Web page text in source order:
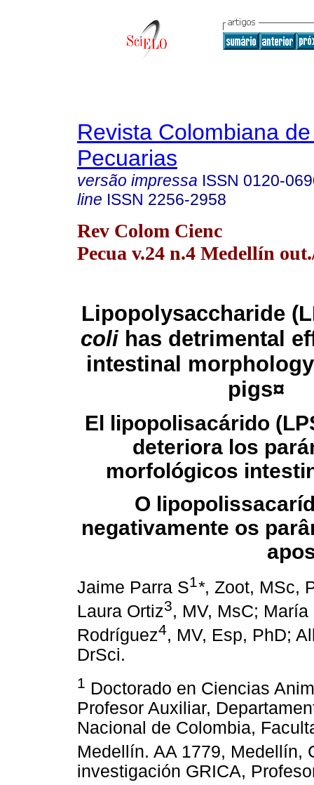
Revista Colombiana
Pecuarias
versão impressa ISSN 0120-
line ISSN 2256-2958
Rev Colom Cienc
Pecua v.24 n.4 Medellín
Lipopolysaccharide
colihas detrimental
intestinal
pigs¤
El lipopolisacárido
deteriora los
morfológicos
O
negativamente os
Jaime Parra S1*, Zoot, MSc,
Laura Ortiz3, MV, MsC;
Rodríguez4, MV, Esp, PhD;
DrSci.
1 Doctorado en Ciencias
Profesor Auxiliar,
Nacional de Colombia,
Medellín. AA 1779, Medellín,
investigación GRICA,